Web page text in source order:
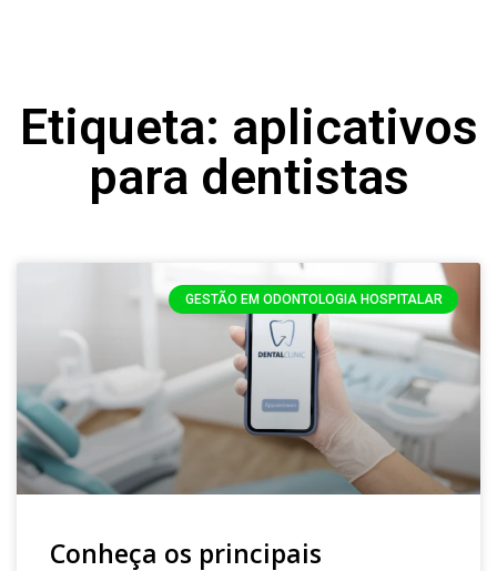
Etiqueta: aplicativos
para dentistas
GESTÃO EM ODONTOLOGIA HOSPITALAR
Conheça os principais